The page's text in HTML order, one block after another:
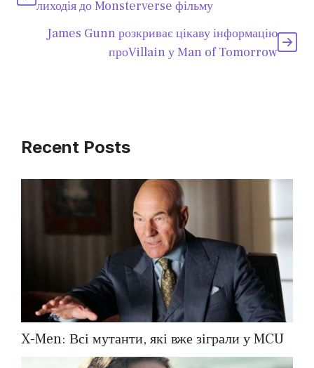
лиходія до Monsterverse фільму
James Gunn розкриває цікаву інформацію
проVillain у Man of Tomorrow
Recent Posts
X-Men: Всі мутанти, які вже зіграли у MCU